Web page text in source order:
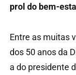
prol do bem-
Entre as muitas
dos 50 anos da
a do presidente